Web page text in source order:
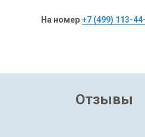
На номер +7 (499) 113-
Отзывы